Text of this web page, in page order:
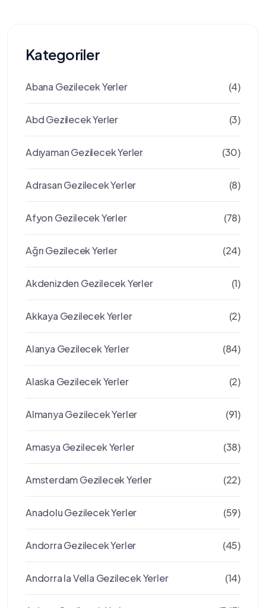
Kategoriler
Abana Gezilecek Yerler (4)
Abd Gezilecek Yerler (3)
Adıyaman Gezilecek Yerler (30)
Adrasan Gezilecek Yerler (8)
Afyon Gezilecek Yerler (78)
Ağrı Gezilecek Yerler (24)
Akdenizden Gezilecek Yerler (1)
Akkaya Gezilecek Yerler (2)
Alanya Gezilecek Yerler (84)
Alaska Gezilecek Yerler (2)
Almanya Gezilecek Yerler (91)
Amasya Gezilecek Yerler (38)
Amsterdam Gezilecek Yerler (22)
Anadolu Gezilecek Yerler (59)
Andorra Gezilecek Yerler (45)
Andorra la Vella Gezilecek Yerler (14)